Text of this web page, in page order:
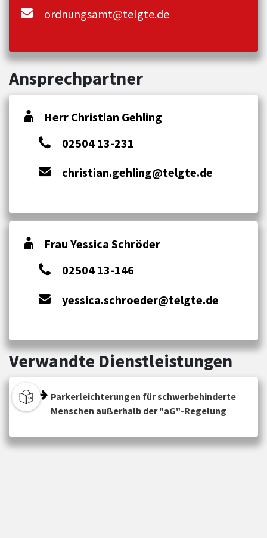
ordnungsamt@telgte.de
Ansprechpartner
Herr Christian Gehling
02504 13-231
christian.gehling@telgte.de
Frau Yessica Schröder
02504 13-146
yessica.schroeder@telgte.de
Verwandte Dienstleistungen
Parkerleichterungen für schwerbehinderte
Menschen außerhalb der "aG"-Regelung